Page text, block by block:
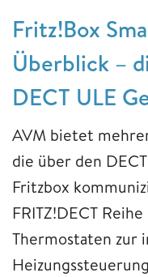
Fritz!Box
Überblick –
DECT ULE
AVM bietet
die über den
Fritzbox
FRITZ!DECT
Thermostaten zur